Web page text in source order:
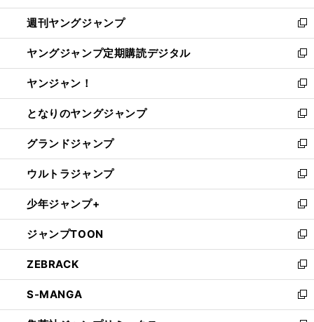
開
く
ウ
で
開
く
ン
ド
ウ
で
開
く
ウ
ィ
ン
ド
ウ
で
開
く
週刊ヤングジャンプ
新
し
い
ウ
ィ
ン
ド
ウ
で
開
く
ヤングジャンプ定期購読デジタル
新
し
い
ウ
ィ
ン
ド
ウ
で
開
く
ヤンジャン！
新
し
い
ウ
ィ
ン
ド
ウ
で
開
く
となりのヤングジャンプ
新
し
い
ウ
ィ
ン
ド
ウ
で
開
く
グランドジャンプ
新
し
い
ウ
ィ
ン
ド
ウ
で
開
く
ウルトラジャンプ
新
し
い
ウ
ィ
ン
ド
ウ
で
開
少年ジャンプ+
新
し
い
ウ
ィ
ン
ド
ウ
ジャンプTOON
新
し
い
ウ
ィ
ン
ZEBRACK
新
し
い
ウ
S-MANGA
新
し